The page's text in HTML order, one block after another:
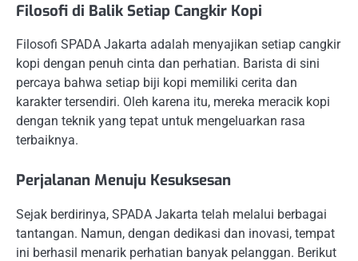
Filosofi di Balik Setiap Cangkir Kopi
Filosofi SPADA Jakarta adalah menyajikan setiap cangkir
kopi dengan penuh cinta dan perhatian. Barista di sini
percaya bahwa setiap biji kopi memiliki cerita dan
karakter tersendiri. Oleh karena itu, mereka meracik kopi
dengan teknik yang tepat untuk mengeluarkan rasa
terbaiknya.
Perjalanan Menuju Kesuksesan
Sejak berdirinya, SPADA Jakarta telah melalui berbagai
tantangan. Namun, dengan dedikasi dan inovasi, tempat
ini berhasil menarik perhatian banyak pelanggan. Berikut